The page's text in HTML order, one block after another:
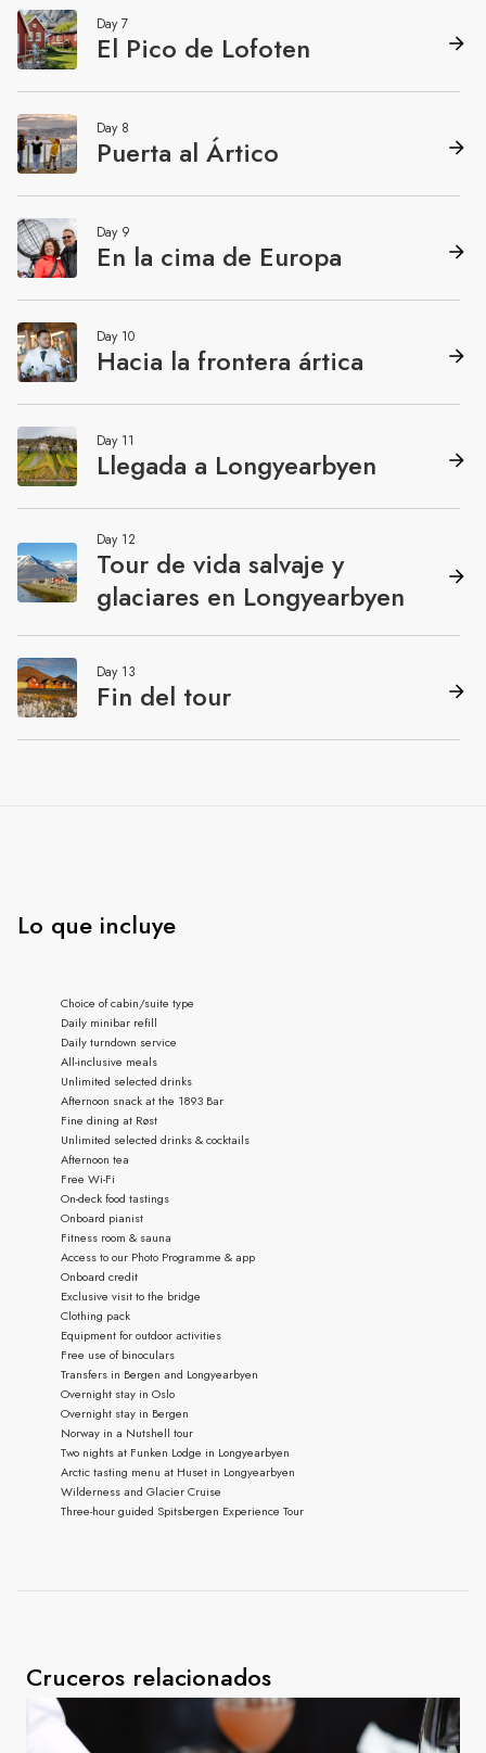
Lo que incluye
Choice of cabin/suite type
Daily minibar refill
Daily turndown service
All-inclusive meals
Unlimited selected drinks
Afternoon snack at the 1893 Bar
Fine dining at Røst
Unlimited selected drinks & cocktails
Afternoon tea
Free Wi-Fi
On-deck food tastings
Onboard pianist
Fitness room & sauna
Access to our Photo Programme & app
Onboard credit
Exclusive visit to the bridge
Clothing pack
Equipment for outdoor activities
Free use of binoculars
Transfers in Bergen and Longyearbyen
Overnight stay in Oslo
Overnight stay in Bergen
Norway in a Nutshell tour
Two nights at Funken Lodge in Longyearbyen
Arctic tasting menu at Huset in Longyearbyen
Wilderness and Glacier Cruise
Three-hour guided Spitsbergen Experience Tour
Cruceros relacionados